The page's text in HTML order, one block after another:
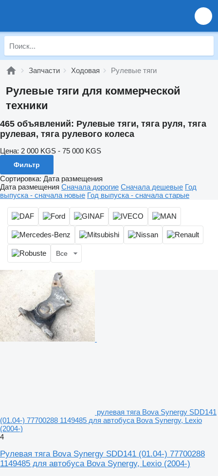
Запчасти Ходовая Рулевые тяги
Рулевые тяги для коммерческой
техники
465 объявлений: Рулевые тяги, тяга руля, тяга
рулевая, тяга рулевого колеса
Цена: 2 000 KGS - 75 000 KGS
Фильтр
Сортировка: Дата размещения
Дата размещения Сначала дорогие Сначала дешевые Год
выпуска - сначала новые Год выпуска - сначала старые
Все
рулевая тяга Bova Synergy SDD141
(01.04-) 77700288 1149485 для автобуса Bova Synergy, Lexio
(2004-)
4
Рулевая тяга Bova Synergy SDD141 (01.04-) 77700288
1149485 для автобуса Bova Synergy, Lexio (2004-)